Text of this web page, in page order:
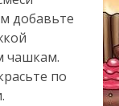
добавьте
чашкам.
по